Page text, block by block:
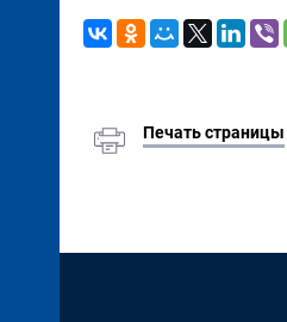
Печать страницы